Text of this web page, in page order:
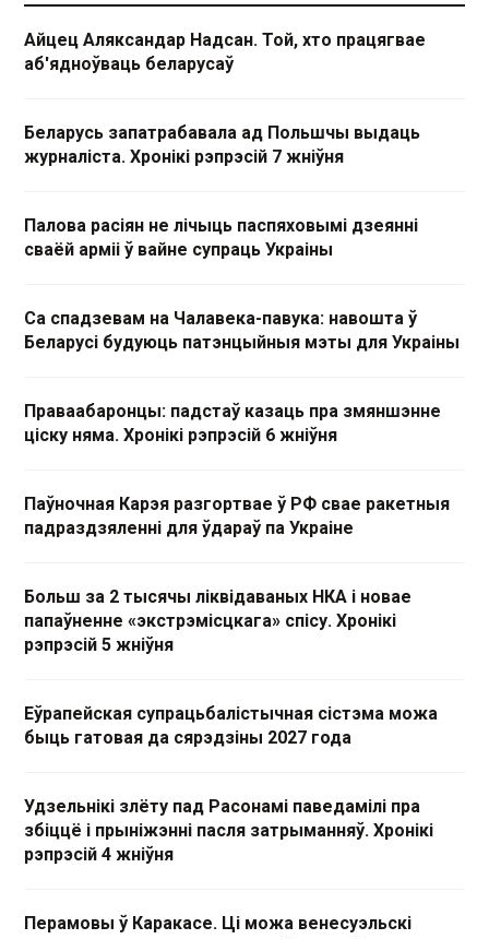
Айцец Аляксандар Надсан. Той, хто працягвае
аб'ядноўваць беларусаў
Беларусь запатрабавала ад Польшчы выдаць
журналіста. Хронікі рэпрэсій 7 жніўня
Палова расіян не лічыць паспяховымі дзеянні
сваёй арміі ў вайне супраць Украіны
Са спадзевам на Чалавека-павука: навошта ў
Беларусі будуюць патэнцыйныя мэты для Украіны
Праваабаронцы: падстаў казаць пра змяншэнне
ціску няма. Хронікі рэпрэсій 6 жніўня
Паўночная Карэя разгортвае ў РФ свае ракетныя
падраздзяленні для ўдараў па Украіне
Больш за 2 тысячы ліквідаваных НКА і новае
папаўненне «экстрэмісцкага» спісу. Хронікі
рэпрэсій 5 жніўня
Еўрапейская супрацьбалістычная сістэма можа
быць гатовая да сярэдзіны 2027 года
Удзельнікі злёту пад Расонамі паведамілі пра
збіццё і прыніжэнні пасля затрыманняў. Хронікі
рэпрэсій 4 жніўня
Перамовы ў Каракасе. Ці можа венесуэльскі